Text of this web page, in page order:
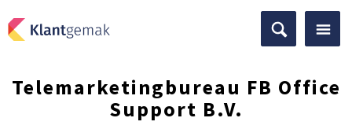
Telemarketingbureau FB Office
Support B.V.